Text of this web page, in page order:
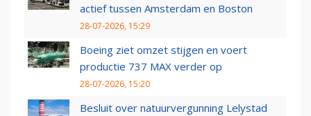
actief tussen Amsterdam en Boston
28-07-2026, 15:29
Boeing ziet omzet stijgen en voert
productie 737 MAX verder op
28-07-2026, 15:20
Besluit over natuurvergunning Lelystad